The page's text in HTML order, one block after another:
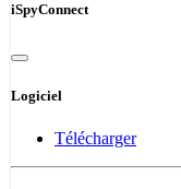
iSpyConnect
Logiciel
Télécharger